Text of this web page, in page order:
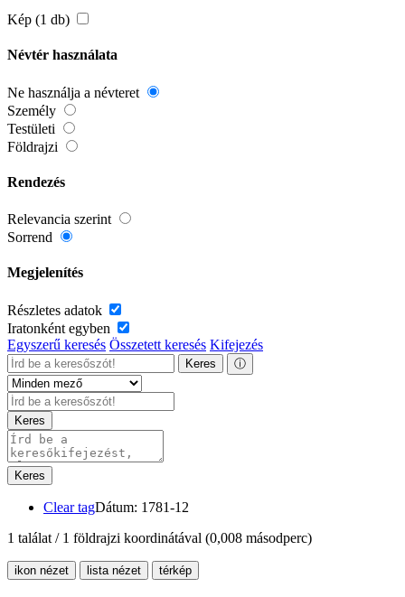
Kép (1 db)
Névtér használata
Ne használja a névteret
Személy
Testületi
Földrajzi
Rendezés
Relevancia szerint
Sorrend
Megjelenítés
Részletes adatok
Iratonként egyben
Egyszerű keresés Összetett keresés Kifejezés
Keres ⓘ
Keres
Keres
Clear tagDátum: 1781-12
1 találat / 1 földrajzi koordinátával (0,008 másodperc)
ikon nézet lista nézet térkép